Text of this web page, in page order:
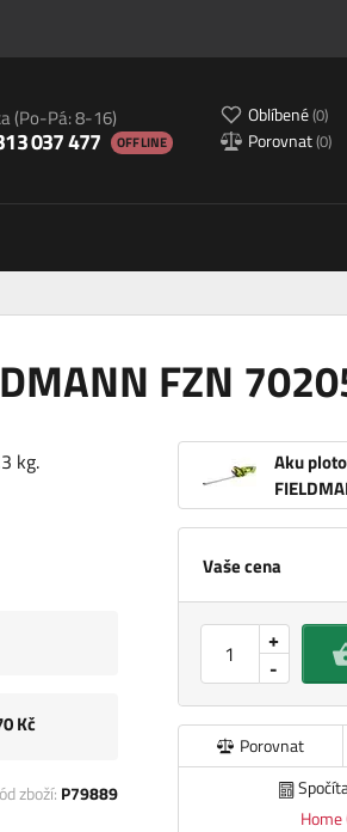
(Po-Pá: 8-16)
037 477 OFFLINE
Oblíbené(0)
Porovnat(0)
FZN
Aku
Vaše cena
-
+
Porovnat
kg.
Kč
zboží: P79889